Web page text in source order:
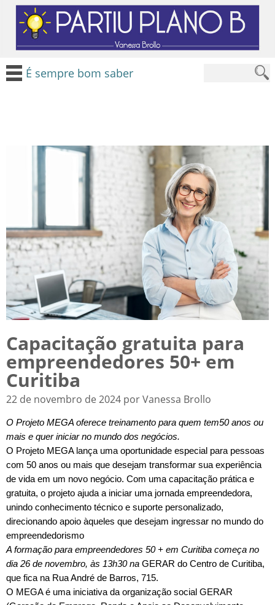
É sempre bom saber
Capacitação gratuita para
empreendedores 50+ em
Curitiba
22 de novembro de 2024 por Vanessa Brollo
O Projeto MEGA oferece treinamento para quem tem50 anos ou
mais e quer iniciar no mundo dos negócios.
O Projeto MEGA lança uma oportunidade especial para pessoas
com 50 anos ou mais que desejam transformar sua experiência
de vida em um novo negócio. Com uma capacitação prática e
gratuita, o projeto ajuda a iniciar uma jornada empreendedora,
unindo conhecimento técnico e suporte personalizado,
direcionando apoio àqueles que desejam ingressar no mundo do
empreendedorismo
A formação para empreendedores 50 + em Curitiba começa no
dia 26 de novembro, às 13h30 na GERAR do Centro de Curitiba,
que fica na Rua André de Barros, 715.
O MEGA é uma iniciativa da organização social GERAR